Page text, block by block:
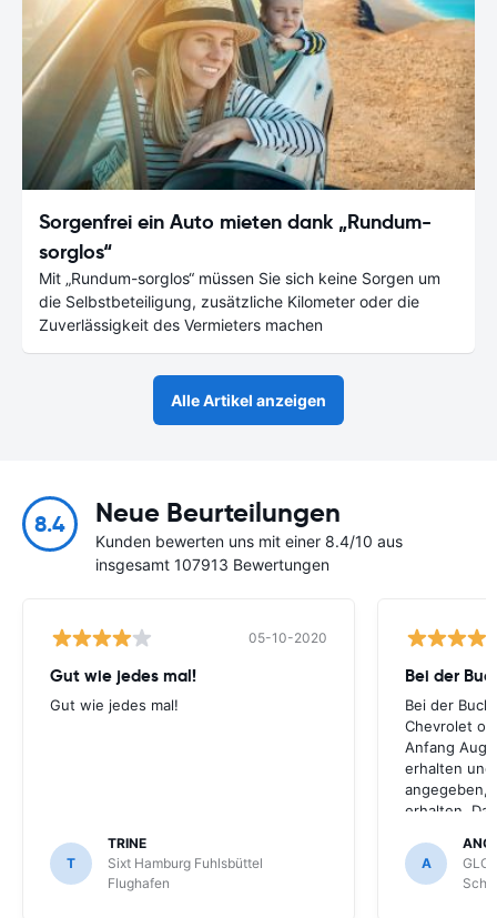
Sorgenfrei ein Auto mieten dank „Rundum-
sorglos“
Mit „Rundum-sorglos“ müssen Sie sich keine Sorgen um
die Selbstbeteiligung, zusätzliche Kilometer oder die
Zuverlässigkeit des Vermieters machen
Alle Artikel anzeigen
8.4 Neue Beurteilungen
Kunden bewerten uns mit einer 8.4/10 aus
insgesamt 107913 Bewertungen
05-10-2020
Gut wie jedes mal!
Gut wie jedes mal!
T
TRINE
Sixt Hamburg Fuhlsbüttel
Flughafen
Bei der
Bei der
Chevrolet
Anfang
erhalten
angegeben,
erhalten.
optimal,
Schönefeld
A